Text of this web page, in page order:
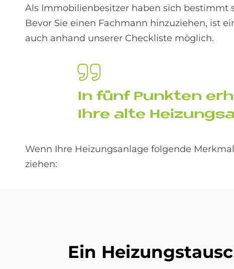
Als Immobilienbesitzer haben sich bestimmt
Bevor Sie einen Fachmann hinzuziehen, ist
auch anhand unserer Checkliste möglich.
In fünf Punk­ten
Ihre alte
Wenn Ihre Heizungsanlage folgende
ziehen:
Ein